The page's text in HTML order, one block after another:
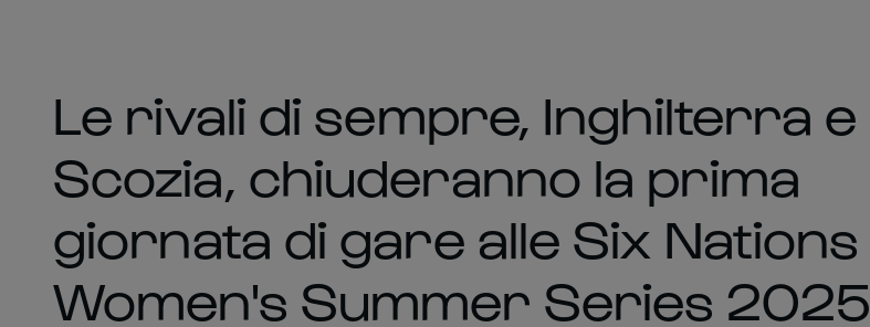
Le rivali di sempre, Inghilterra e
Scozia, chiuderanno la prima
giornata di gare alle Six Nations
Women's Summer Series 2025